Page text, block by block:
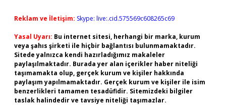
Reklam ve İletişim: Skype: live:.cid.575569c608265c69
Yasal Uyarı: Bu internet sitesi, herhangi bir marka, kurum
veya şahıs şirketi ile hiçbir bağlantısı bulunmamaktadır.
Sitede yalnızca kendi hazırladığımız makaleler
paylaşılmaktadır. Burada yer alan içerikler haber niteliği
taşımamakta olup, gerçek kurum ve kişiler hakkında
paylaşım yapılmamaktadır. Gerçek kurum ve kişiler ile isim
benzerlikleri tamamen tesadüfidir. Sitemizdeki bilgiler
taslak halindedir ve tavsiye niteliği taşımazlar.